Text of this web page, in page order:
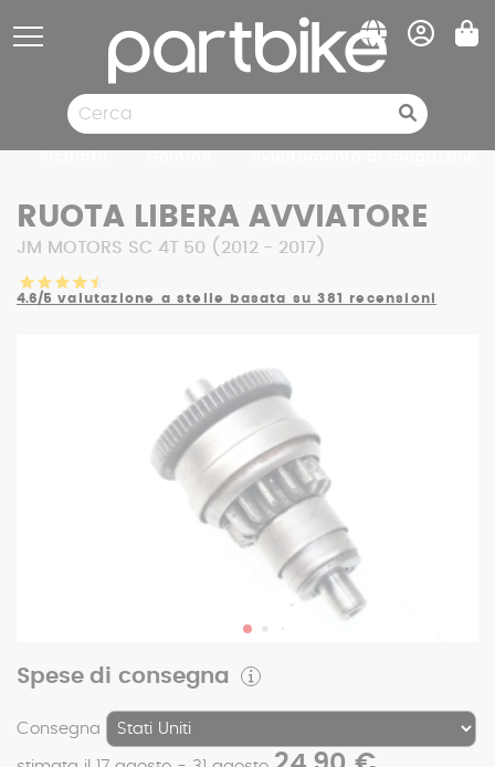
RUOTA LIBERA AVVIATORE
JM MOTORS SC 4T 50 (2012 - 2017)
4.6/5 valutazione a stelle basata su 381 recensioni
Spese di consegna
Consegna